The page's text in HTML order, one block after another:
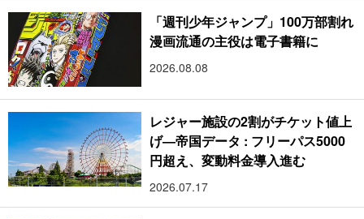
「週刊少年ジャンプ」100万部割れ
漫画流通の主役は電子書籍に
2026.08.08
レジャー施設の2割がチケット値上
げ―帝国データ : フリーパス5000
円超え、変動料金導入進む
2026.07.17